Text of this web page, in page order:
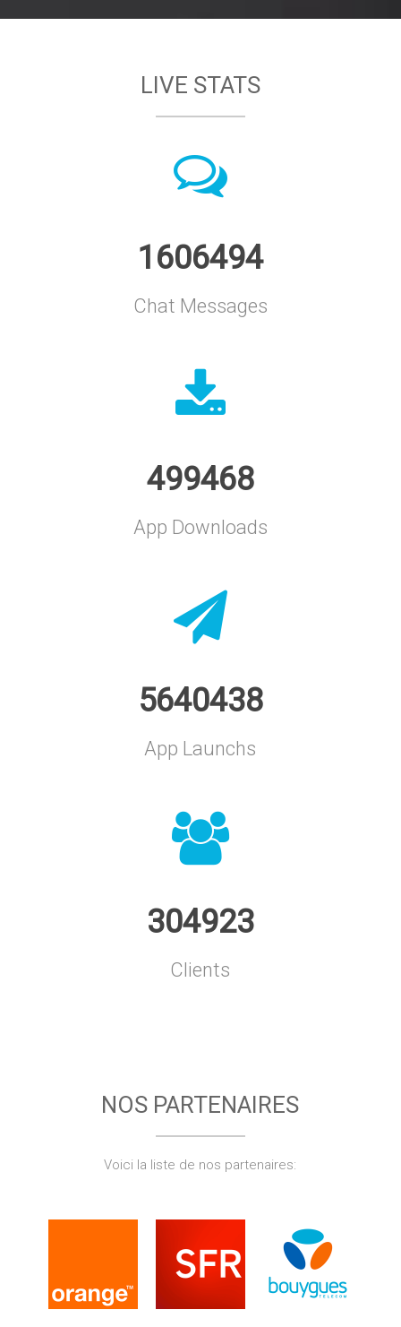
LIVE STATS
1606494
Chat Messages
499468
App Downloads
5640438
App Launchs
304923
Clients
NOS PARTENAIRES
Voici la liste de nos partenaires: